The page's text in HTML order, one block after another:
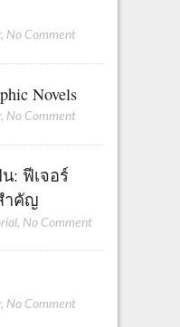
, No Comment
Novels
, No Comment
: ฟีเจอร์
ำคัญ
, No Comment
, No Comment